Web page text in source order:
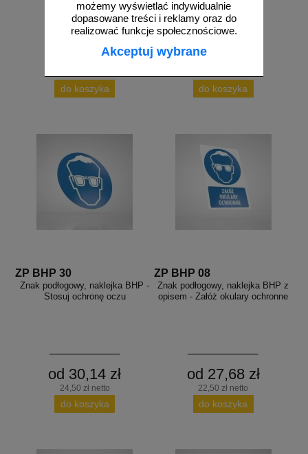
możemy wyświetlać indywidualnie
dopasowane treści i reklamy oraz do
realizować funkcje społecznościowe.
Akceptuj wybrane
od 27,68 zł
do koszyka
od 30,14 zł
do koszyka
ZP BHP 30
Znak podłogowy, naklejka BHP -
Stosuj ochronę oczu
od 30,14 zł
24,50 zł netto
do koszyka
ZP BHP 08
Znak podłogowy, naklejka BHP z
opisem - Załóż okulary ochronne
od 27,68 zł
22,50 zł netto
do koszyka